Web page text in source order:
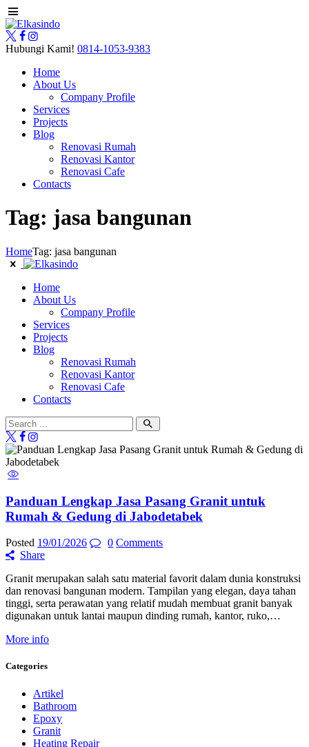
Hubungi Kami! 0814-1053-9383
Home
About Us
Company Profile
Services
Projects
Blog
Renovasi Rumah
Renovasi Kantor
Renovasi Cafe
Contacts
Tag: jasa bangunan
HomeTag: jasa bangunan
Home
About Us
Company Profile
Services
Projects
Blog
Renovasi Rumah
Renovasi Kantor
Renovasi Cafe
Contacts
Panduan Lengkap Jasa Pasang Granit untuk
Rumah & Gedung di Jabodetabek
Posted 19/01/2026 0 Comments
Share
Granit merupakan salah satu material favorit dalam dunia konstruksi
dan renovasi bangunan modern. Tampilan yang elegan, daya tahan
tinggi, serta perawatan yang relatif mudah membuat granit banyak
digunakan untuk lantai maupun dinding rumah, kantor, ruko,…
More info
Categories
Artikel
Bathroom
Epoxy
Granit
Heating Repair